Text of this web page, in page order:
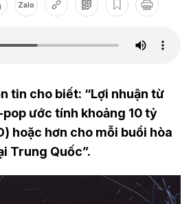
Zalo
tin cho biết: “Lợi nhuận từ
ước tính khoảng 10 tỷ
hoặc hơn cho mỗi buổi hòa
Trung Quốc”.